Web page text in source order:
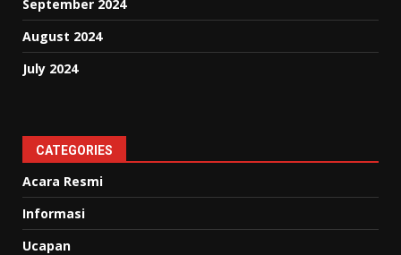
September 2024
August 2024
July 2024
CATEGORIES
Acara Resmi
Informasi
Ucapan